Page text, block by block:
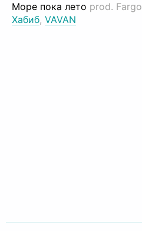
Море пока лето prod. Fargo
Хабиб, VAVAN